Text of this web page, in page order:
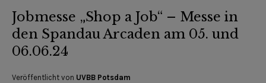
Jobmesse „Shop a Job“ – Messe in
den Spandau Arcaden am 05. und
06.06.24
Veröffentlicht von UVBB Potsdam